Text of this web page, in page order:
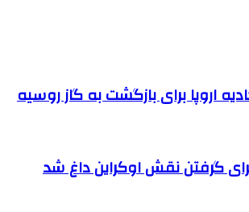
اروپا برای بازگشت به گاز روسیه
گرفتن نقش اوکراین داغ شد